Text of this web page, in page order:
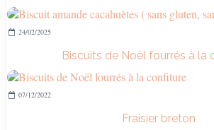
24/02/2025
Biscuits de Noël fourrés à la
07/12/2022
Fraisier breton